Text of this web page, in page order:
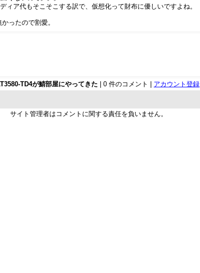
ィア代もそこそこする訳で、仮想化って財布に優しいですよね。
ったので割愛。
TD4が鯖部屋にやってきた | 0 件のコメント | アカウント登録
サイト管理者はコメントに関する責任を負いません。